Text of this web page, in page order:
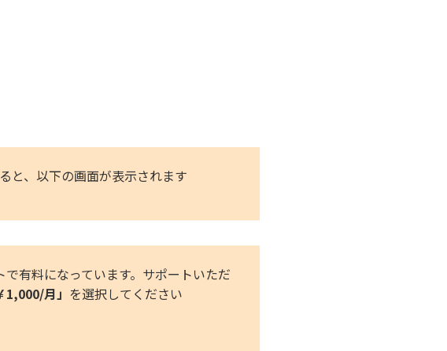
と、以下の画面が表示されます
で有料になっています。サポートいただ
1,000/月」 を選択してください